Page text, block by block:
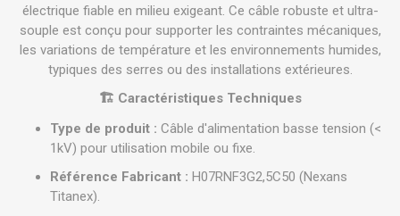
électrique fiable en milieu exigeant. Ce câble robuste et ultra-
souple est conçu pour supporter les contraintes mécaniques,
les variations de température et les environnements humides,
typiques des serres ou des installations extérieures.
🏗️ Caractéristiques Techniques
Type de produit : Câble d'alimentation basse tension (<
1kV) pour utilisation mobile ou fixe.
Référence Fabricant : H07RNF3G2,5C50 (Nexans
Titanex).